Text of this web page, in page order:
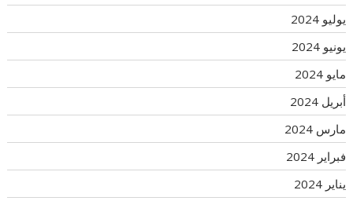
يوليو 2024
يونيو 2024
مايو 2024
أبريل 2024
مارس 2024
فبراير 2024
يناير 2024